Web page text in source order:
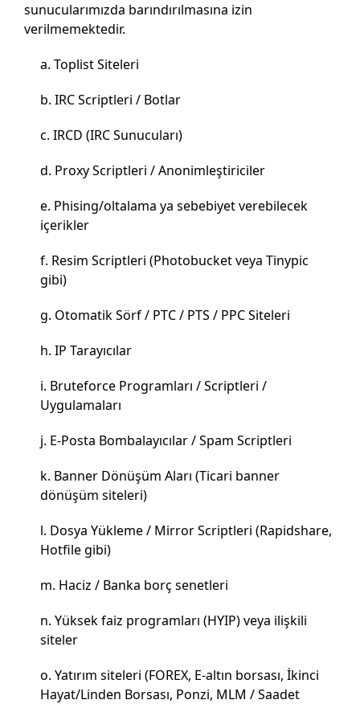
sunucularımızda barındırılmasına izin
verilmemektedir.
Toplist Siteleri
IRC Scriptleri / Botlar
IRCD (IRC Sunucuları)
Proxy Scriptleri / Anonimleştiriciler
Phising/oltalama ya sebebiyet verebilecek
içerikler
Resim Scriptleri (Photobucket veya Tinypic
gibi)
Otomatik Sörf / PTC / PTS / PPC Siteleri
IP Tarayıcılar
Bruteforce Programları / Scriptleri /
Uygulamaları
E-Posta Bombalayıcılar / Spam Scriptleri
Banner Dönüşüm Aları (Ticari banner
dönüşüm siteleri)
Dosya Yükleme / Mirror Scriptleri (Rapidshare,
Hotfile gibi)
Haciz / Banka borç senetleri
Yüksek faiz programları (HYIP) veya ilişkili
siteler
Yatırım siteleri (FOREX, E-altın borsası, İkinci
Hayat/Linden Borsası, Ponzi, MLM / Saadet